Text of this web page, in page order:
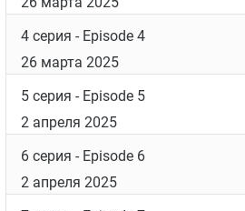
4 серия - Episode 4
26 марта 2025
5 серия - Episode 5
2 апреля 2025
6 серия - Episode 6
2 апреля 2025